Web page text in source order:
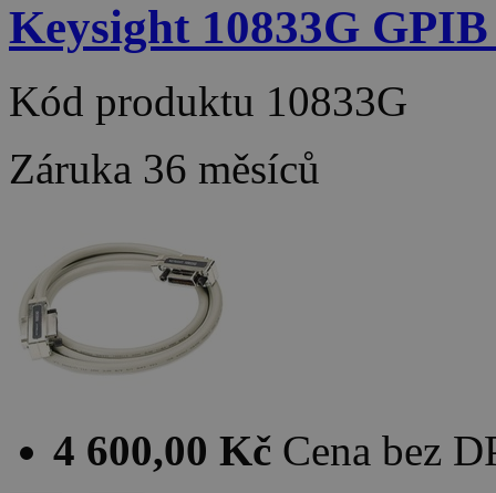
Keysight 10833G
Kód produktu 10833G
Záruka 36 měsíců
4 600,00 Kč Cena bez